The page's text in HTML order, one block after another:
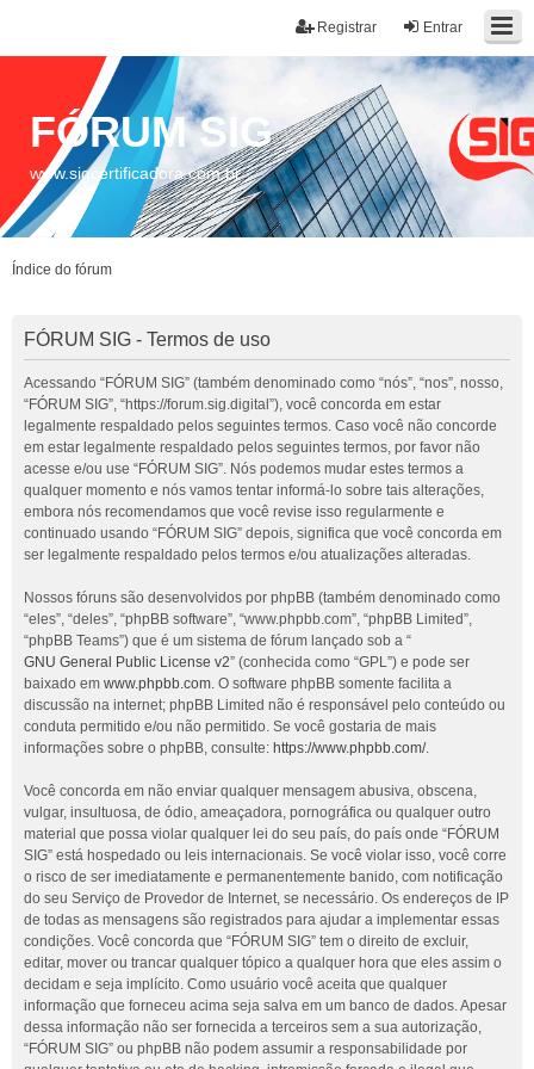
Entrar
Registrar
FÓRUM SIG
www.sigcertificadora.com.br
Índice do fórum
FÓRUM SIG - Termos de uso
Acessando “FÓRUM SIG” (também denominado como “nós”, “nos”, nosso,
“FÓRUM SIG”, “https://forum.sig.digital”), você concorda em estar
legalmente respaldado pelos seguintes termos. Caso você não concorde
em estar legalmente respaldado pelos seguintes termos, por favor não
acesse e/ou use “FÓRUM SIG”. Nós podemos mudar estes termos a
qualquer momento e nós vamos tentar informá-lo sobre tais alterações,
embora nós recomendamos que você revise isso regularmente e
continuado usando “FÓRUM SIG” depois, significa que você concorda em
ser legalmente respaldado pelos termos e/ou atualizações alteradas.
Nossos fóruns são desenvolvidos por phpBB (também denominado como
“eles”, “deles”, “phpBB software”, “www.phpbb.com”, “phpBB Limited”,
“phpBB Teams”) que é um sistema de fórum lançado sob a “
GNU General Public License v2” (conhecida como “GPL”) e pode ser
baixado em www.phpbb.com. O software phpBB somente facilita a
discussão na internet; phpBB Limited não é responsável pelo conteúdo ou
conduta permitido e/ou não permitido. Se você gostaria de mais
informações sobre o phpBB, consulte: https://www.phpbb.com/.
Você concorda em não enviar qualquer mensagem abusiva, obscena,
vulgar, insultuosa, de ódio, ameaçadora, pornográfica ou qualquer outro
material que possa violar qualquer lei do seu país, do país onde “FÓRUM
SIG” está hospedado ou leis internacionais. Se você violar isso, você corre
o risco de ser imediatamente e permanentemente banido, com notificação
do seu Serviço de Provedor de Internet, se necessário. Os endereços de IP
de todas as mensagens são registrados para ajudar a implementar essas
condições. Você concorda que “FÓRUM SIG” tem o direito de excluir,
editar, mover ou trancar qualquer tópico a qualquer hora que eles assim o
decidam e seja implícito. Como usuário você aceita que qualquer
informação que forneceu acima seja salva em um banco de dados. Apesar
dessa informação não ser fornecida a terceiros sem a sua autorização,
“FÓRUM SIG” ou phpBB não podem assumir a responsabilidade por